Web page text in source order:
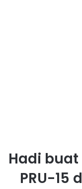
Hadi
PRU-15